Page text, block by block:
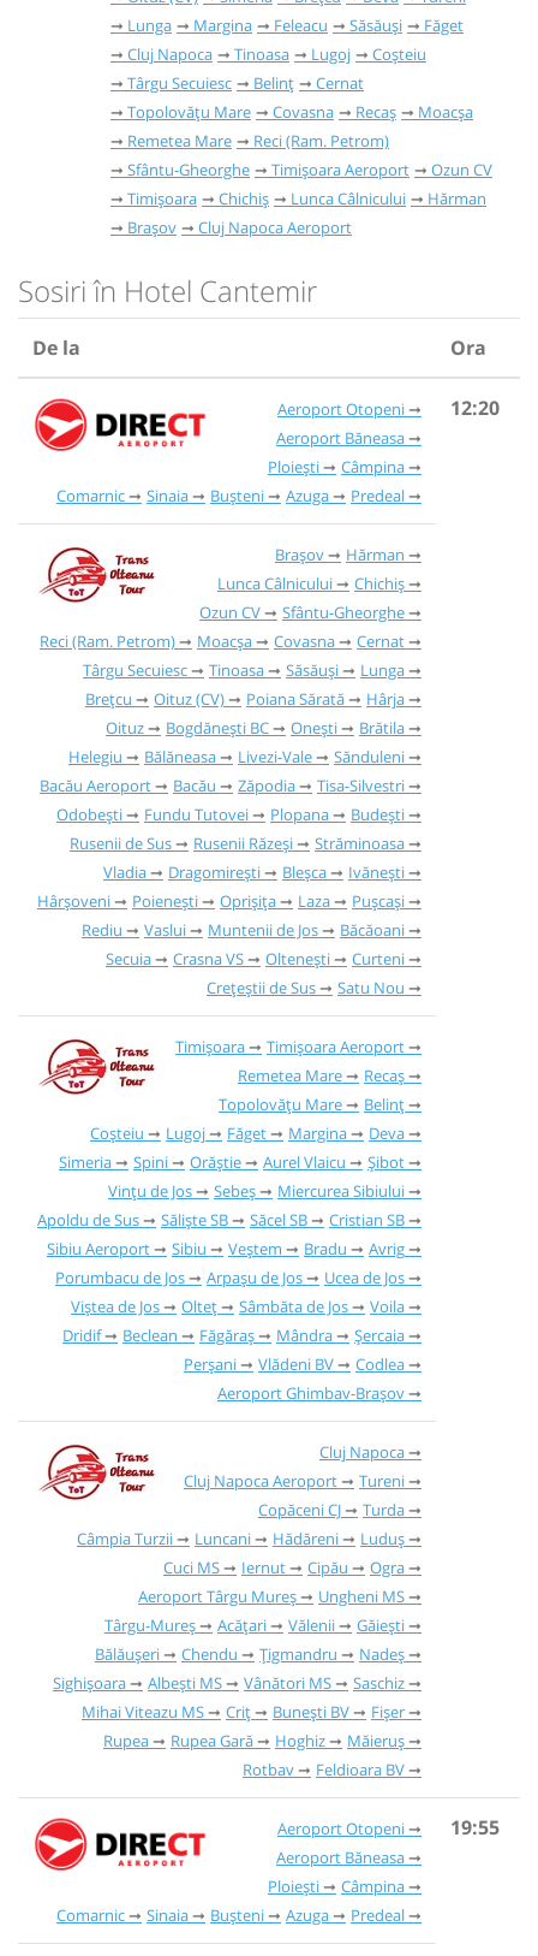
Lunga
Margina Feleacu Săsăuși
Făget
Cluj Napoca
Tinoasa Lugoj
Coșteiu
Târgu Secuiesc
Belinț
Cernat
Topolovățu Mare
Covasna Recaș
Moacșa
Remetea Mare
Reci (Ram. Petrom)
Sfântu-Gheorghe
Timișoara Aeroport
Ozun CV
Timișoara
Chichiș Lunca Câlnicului
Hărman
Brașov
Cluj Napoca Aeroport
Sosiri în Hotel Cantemir
De la Ora
Aeroport Otopeni
Aeroport Băneasa
Ploiești
Câmpina
Comarnic
Sinaia Bușteni Azuga Predeal
12:20
Brașov
Hărman
Lunca Câlnicului
Chichiș
Ozun CV
Sfântu-Gheorghe
Reci (Ram. Petrom)
Moacșa Covasna
Cernat
Târgu Secuiesc
Tinoasa Săsăuși
Lunga
Brețcu
Oituz (CV) Poiana Sărată
Hârja
Oituz
Bogdănești BC Onești
Brătila
Helegiu
Bălăneasa Livezi-Vale
Sănduleni
Bacău Aeroport
Bacău Zăpodia
Tisa-Silvestri
Odobești
Fundu Tutovei Plopana
Budești
Rusenii de Sus
Rusenii Răzeși
Străminoasa
Vladia
Dragomirești Bleșca
Ivănești
Hârșoveni
Poienești Oprișița Laza
Pușcași
Rediu
Vaslui Muntenii de Jos
Băcăoani
Secuia
Crasna VS Oltenești
Curteni
Crețeștii de Sus
Satu Nou
Timișoara
Timișoara Aeroport
Remetea Mare
Recaș
Topolovățu Mare
Belinț
Coșteiu
Lugoj Făget Margina
Deva
Simeria
Spini Orăștie Aurel Vlaicu
Șibot
Vințu de Jos
Sebeș
Miercurea Sibiului
Apoldu de Sus
Săliște SB Săcel SB
Cristian SB
Sibiu Aeroport
Sibiu Veștem Bradu
Avrig
Porumbacu de Jos
Arpașu de Jos
Ucea de Jos
Viștea de Jos
Olteț Sâmbăta de Jos
Voila
Dridif
Beclean Făgăraș Mândra
Șercaia
Perșani
Vlădeni BV
Codlea
Aeroport Ghimbav-Brașov
Cluj Napoca
Cluj Napoca Aeroport
Tureni
Copăceni CJ
Turda
Câmpia Turzii
Luncani Hădăreni
Luduș
Cuci MS
Iernut Cipău
Ogra
Aeroport Târgu Mureș
Ungheni MS
Târgu-Mureș
Acățari Vălenii
Găieşti
Bălăușeri
Chendu Țigmandru
Nadeș
Sighișoara
Albești MS Vânători MS
Saschiz
Mihai Viteazu MS
Criț Bunești BV
Fișer
Rupea
Rupea Gară Hoghiz
Măieruș
Rotbav
Feldioara BV
Aeroport Otopeni
Aeroport Băneasa
Ploiești
Câmpina
Comarnic
Sinaia Bușteni Azuga Predeal
19:55